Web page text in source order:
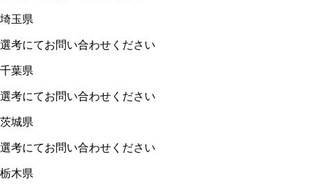
埼玉県
選考にてお問い合わせください
千葉県
選考にてお問い合わせください
茨城県
選考にてお問い合わせください
栃木県